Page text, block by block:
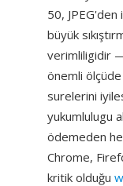
50,
büyük
verimliligidir
önemli
surelerini
yukumlulugu
ödemeden
Chrome,
kritik olduğu